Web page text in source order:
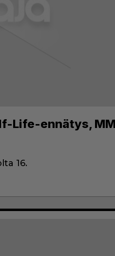
Life-ennätys,
16.